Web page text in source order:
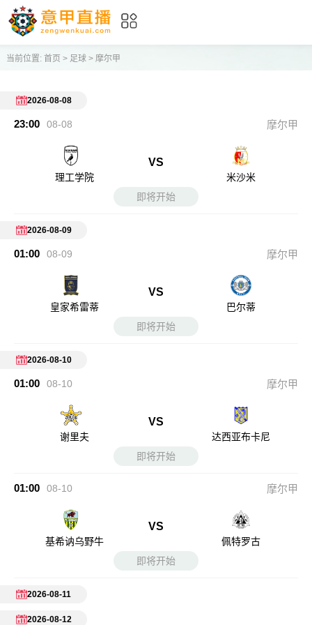
当前位置: 首页 > 足球> 摩尔甲
2026-08-08
23:00 08-08 摩尔甲
理工学院
VS
米沙米
即将开始
2026-08-09
01:00 08-09 摩尔甲
皇家希雷蒂
VS
巴尔蒂
即将开始
2026-08-10
01:00 08-10 摩尔甲
谢里夫
VS
达西亚布卡尼
即将开始
01:00 08-10 摩尔甲
基希讷乌野牛
VS
佩特罗古
即将开始
2026-08-11
2026-08-12